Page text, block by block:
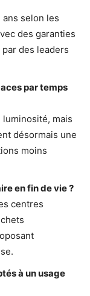
ans selon les
des garanties
des leaders
par temps
mais
désormais une
moins
en fin de vie ?
centres
à un usage